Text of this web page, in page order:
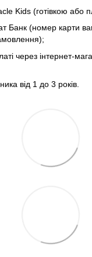
Kids (готівкою або
Банк (номер карти
через інтернет-
від 1 до 3 років.